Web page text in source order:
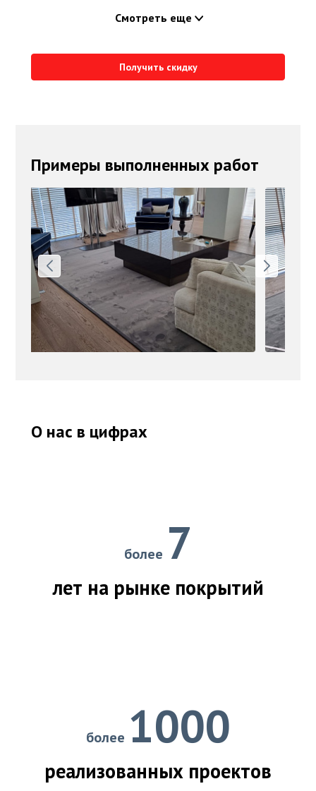
Смотреть еще
Получить скидку
Примеры выполненных работ
О нас в цифрах
более 7
лет на рынке покрытий
более 1000
реализованных проектов